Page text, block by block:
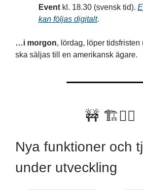
Event kl. 18.30 (svensk tid).
kan följas digitalt.
…i morgon, lördag, löper tidsfristen
ska säljas till en amerikansk ägare.
🚧 🏗👷‍♂️
Nya funktioner och
under utveckling